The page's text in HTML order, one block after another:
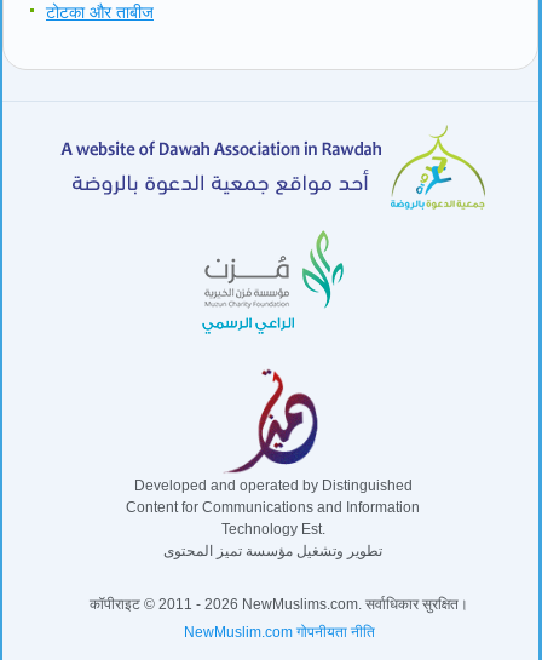
टोटका और ताबीज
Developed and operated by Distinguished
Content for Communications and Information
Technology Est.
تطوير وتشغيل مؤسسة تميز المحتوى
कॉपीराइट © 2011 - 2026 NewMuslims.com. सर्वाधिकार सुरक्षित।
NewMuslim.com गोपनीयता नीति